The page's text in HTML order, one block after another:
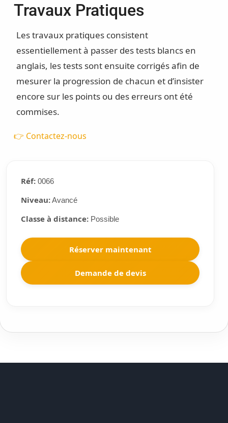
Travaux Pratiques
Les travaux pratiques consistent
essentiellement à passer des tests blancs en
anglais, les tests sont ensuite corrigés afin de
mesurer la progression de chacun et d’insister
encore sur les points ou des erreurs ont été
commises.
👉 Contactez-nous
Réf:0066
Niveau:Avancé
Classe à distance:Possible
Réserver maintenant
Demande de devis